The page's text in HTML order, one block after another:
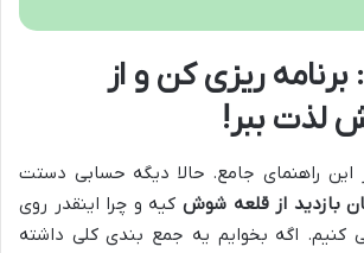
ریزی کن و از
لذت ببر!
این راهنمای جامع. حالا دیگه حسابی دستت
بازدید از قلعه شوش کیه و چرا اینقدر روی
کنیم. اگه بخوایم یه جمع بندی کلی داشته